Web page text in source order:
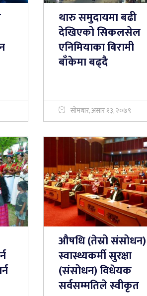
थारु समुदायमा बढी
देखिएको सिकलसेल
एनिमियाका बिरामी
बाँकेमा बढ्दै
सोमबार, असार १३, २०७९
औषधि (तेस्रो
स्वास्थ्यकर्मी सुरक्षा
(संसोधन) विधेयक
सर्वसम्मतिले स्वीकृत